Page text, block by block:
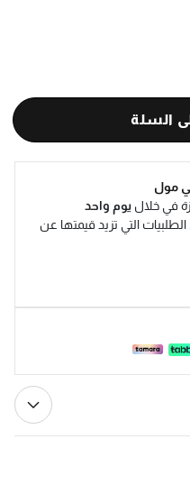
السلة
مول
في خلال يوم واحد
التي تزيد قيمتها عن